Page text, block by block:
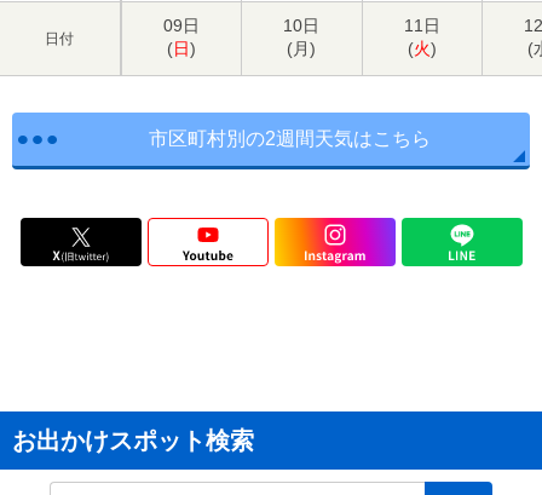
日付
09日
(日)
10日
(月)
11日
(火)
(
市区町村別の2週間天気はこちら
お出かけスポット検索